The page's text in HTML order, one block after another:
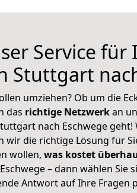
Service für
Stuttgart
umziehen? Ob um die
das richtige Netzwerkan
nach Eschwege geht!
wir die richtige Lösung für
wollen, was kostet
– dann wählen Sie
Antwort auf Ihre Fragen